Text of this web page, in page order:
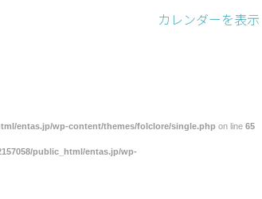
カレンダーを表示
entas.jp/wp-content/themes/folclore/single.php on line 65
public_html/entas.jp/wp-